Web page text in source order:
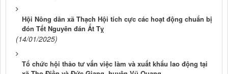
Hội Nông dân xã Thạch Hội tích cực các hoạt động chuẩn bị
đón Tết Nguyên đán Ất Tỵ
(14/01/2025)
Tổ chức hội thảo tư vấn việc làm và xuất khẩu lao động tại